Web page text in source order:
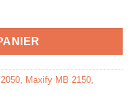
PGI 1500XL M Magenta
, Maxify MB 2150,